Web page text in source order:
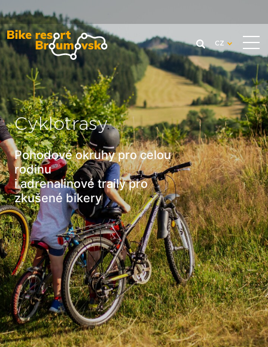
Cyklotrasy
Pohodové okruhy pro celou
rodinu
i adrenalinové traily pro
zkušené bikery
CZ